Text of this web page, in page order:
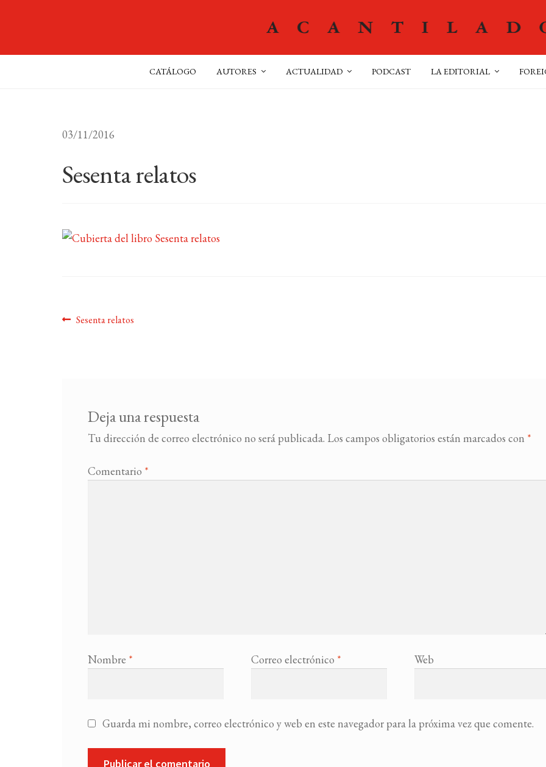
CATÁLOGO AUTORES ACTUALIDAD PODCAST LA EDITORIAL
03/11/2016
Sesenta relatos
Navegación
Anterior:
Sesenta relatos
Deja una respuesta
Tu dirección de correo electrónico no será publicada. Los campos obligatorios están marcados con *
Comentario *
Nombre * Correo electrónico * Web
Guarda mi nombre, correo electrónico y web en este navegador para la próxima vez que comente.